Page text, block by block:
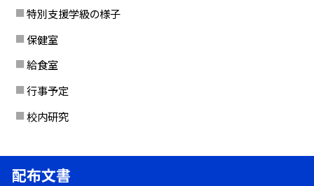
特別支援学級の様子
保健室
給食室
行事予定
校内研究
配布文書